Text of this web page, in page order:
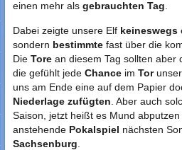
einen mehr als gebrauchten Tag
Dabei zeigte unsere Elf keineswegs
sondern bestimmtefast über die
Die Torean diesem Tag sollten aber
die gefühlt jede Chanceim Tor
uns am Ende eine auf dem Papier
Niederlage zufügten . Aber auch
Saison, jetzt heißt es Mund abputzen
anstehende Pokalspiel nächsten
Sachsenburg